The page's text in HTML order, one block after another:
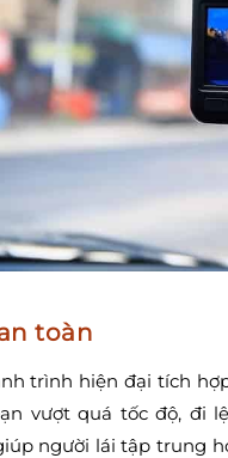
toàn
trình hiện đại tích
vượt quá tốc độ, đi
người lái tập trung